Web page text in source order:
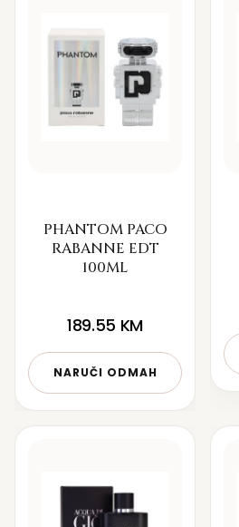
PHANTOM PACO
RABANNE EDT
100ML
189.55 KM
NARUČI ODMAH